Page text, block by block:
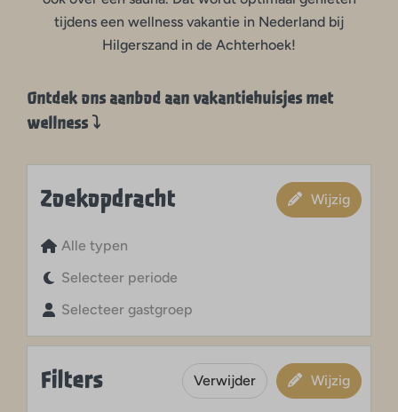
tijdens een wellness vakantie in Nederland bij
Hilgerszand in de Achterhoek!
Ontdek ons aanbod aan vakantiehuisjes met
wellness ⤵
Zoekopdracht Wijzig
Alle typen
Selecteer periode
Selecteer gastgroep
Filters Verwijder Wijzig